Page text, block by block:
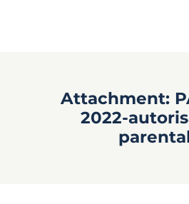
Attachment:
2022-